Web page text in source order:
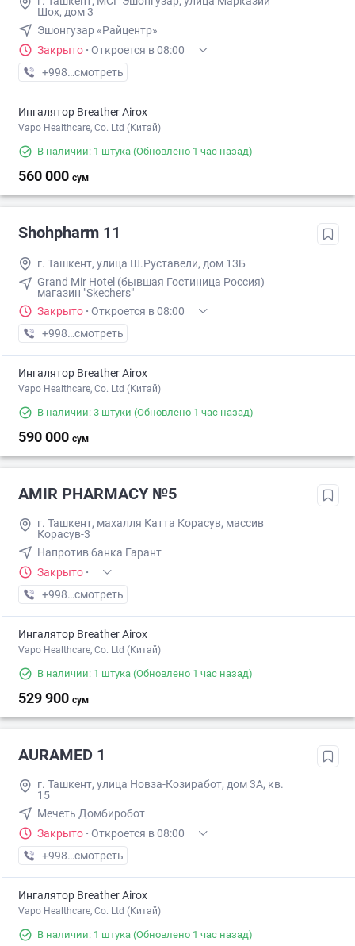
Шох, дом 3
Эшонгузар «Райцентр»
Закрыто · Откроется в 08:00
+998 (95) XXX-XX-XX
смотреть
Ингалятор Breather Airox
Vapo Healthcare, Co. Ltd (Китай)
В наличии: 1 штука (Обновлено 1 час назад)
560 000 сум
Shohpharm 11
г. Ташкент, улица Ш.Руставели, дом 13Б
Grand Mir Hotel (бывшая Гостиница Россия)
магазин "Skechers"
Закрыто · Откроется в 08:00
+998 (71) XXX-XX-XX
смотреть
Ингалятор Breather Airox
Vapo Healthcare, Co. Ltd (Китай)
В наличии: 3 штуки (Обновлено 1 час назад)
590 000 сум
AMIR PHARMACY №5
г. Ташкент, махалля Катта Корасув, массив
Корасув-3
Напротив банка Гарант
Закрыто ·
+998 (77) XXX-XX-XX
смотреть
Ингалятор Breather Airox
Vapo Healthcare, Co. Ltd (Китай)
В наличии: 1 штука (Обновлено 1 час назад)
529 900 сум
AURAMED 1
г. Ташкент, улица Новза-Козиработ, дом 3А, кв.
15
Мечеть Домбиробот
Закрыто · Откроется в 08:00
+998 (90) XXX-XX-XX
смотреть
Ингалятор Breather Airox
Vapo Healthcare, Co. Ltd (Китай)
В наличии: 1 штука (Обновлено 1 час назад)